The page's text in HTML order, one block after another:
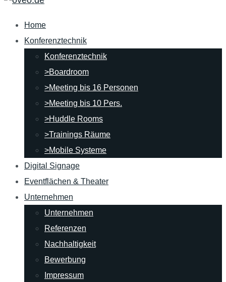
Home
Konferenztechnik
Konferenztechnik
>Boardroom
>Meeting bis 16 Personen
>Meeting bis 10 Pers.
>Huddle Rooms
>Trainings Räume
>Mobile Systeme
Digital Signage
Eventflächen & Theater
Unternehmen
Unternehmen
Referenzen
Nachhaltigkeit
Bewerbung
Impressum